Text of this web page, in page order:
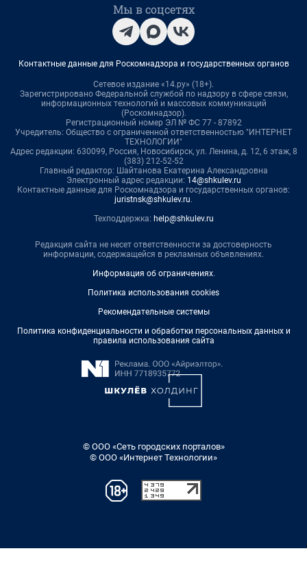
Мы в соцсетях
Контактные данные для Роскомнадзора и государственных органов
Сетевое издание «14.ру» (18+).
Зарегистрировано Федеральной службой по надзору в сфере связи,
информационных технологий и массовых коммуникаций
(Роскомнадзор).
Регистрационный номер ЭЛ № ФС 77 - 87892
Учредитель: Общество с ограниченной ответственностью "ИНТЕРНЕТ
ТЕХНОЛОГИИ"
Адрес редакции: 630099, Россия, Новосибирск, ул. Ленина, д. 12, 6 этаж, 8
(383) 212-52-52
Главный редактор: Шайтанова Екатерина Александровна
Электронный адрес редакции: 14@shkulev.ru
Контактные данные для Роскомнадзора и государственных органов:
juristnsk@shkulev.ru.
Техподдержка: help@shkulev.ru
Редакция сайта не несет ответственности за достоверность
информации, содержащейся в рекламных объявлениях.
Информация об ограничениях.
Политика использования cookies
Рекомендательные системы
Политика конфиденциальности и обработки персональных данных и
правила использования сайта
© ООО «Сеть городских порталов»
© ООО «Интернет Технологии»